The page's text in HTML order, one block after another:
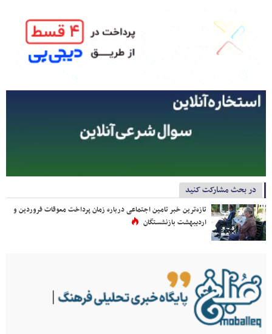
در بحث مشارکت کنید
تازه‌ترین خبر تامین اجتماعی درباره زمان پرداخت معوقات فروردین و
اردیبهشت بازنشستگان